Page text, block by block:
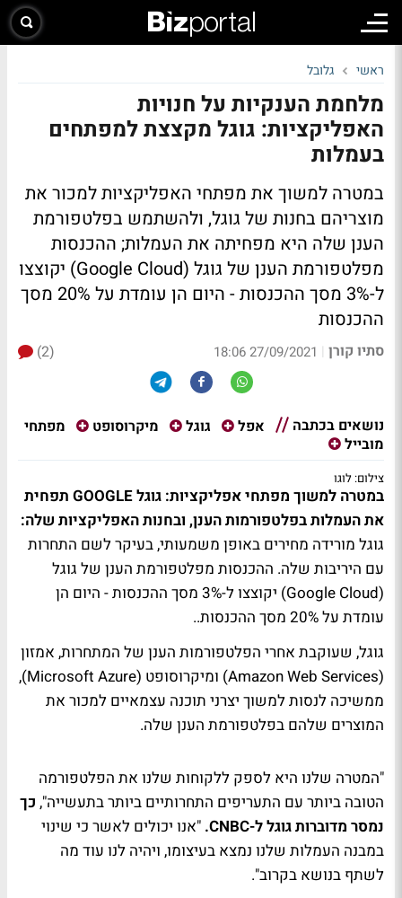
ראשי גלובל
מלחמת הענקיות על חנויות
האפליקציות: גוגל מקצצת למפתחים
בעמלות
במטרה למשוך את מפתחי האפליקציות למכור את
מוצריהם בחנות של גוגל, ולהשתמש בפלטפורמת
הענן שלה היא מפחיתה את העמלות; ההכנסות
מפלטפורמת הענן של גוגל (Google Cloud) יקוצצו
ל-3% מסך ההכנסות - היום הן עומדת על 20% מסך
ההכנסות
סתיו קורן |
27/09/2021 18:06
(2)
נושאים בכתבה אפל גוגל מיקרוסופט
מפתחי
מובייל
צילום: לוגו
במטרה למשוך מפתחי אפליקציות: גוגל GOOGLE תפחית
את העמלות בפלטפורמות הענן, ובחנות האפליקציות שלה:
גוגל מורידה מחירים באופן משמעותי, בעיקר לשם התחרות
עם היריבות שלה. ההכנסות מפלטפורמת הענן של גוגל
(Google Cloud) יקוצצו ל-3% מסך ההכנסות - היום הן
עומדת על 20% מסך ההכנסות..
גוגל, שעוקבת אחרי הפלטפורמות הענן של המתחרות, אמזון
(Amazon Web Services) ומיקרוסופט (Microsoft Azure),
ממשיכה לנסות למשוך יצרני תוכנה עצמאיים למכור את
המוצרים שלהם בפלטפורמת הענן שלה.
"המטרה שלנו היא לספק ללקוחות שלנו את הפלטפורמה
הטובה ביותר עם התעריפים התחרותיים ביותר בתעשייה", כך
נמסר מדוברות גוגל ל-CNBC.
"אנו יכולים לאשר כי שינוי
במבנה העמלות שלנו נמצא בעיצומו, ויהיה לנו עוד מה
לשתף בנושא בקרוב".